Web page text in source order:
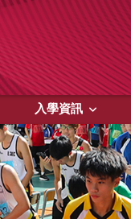
入學資訊